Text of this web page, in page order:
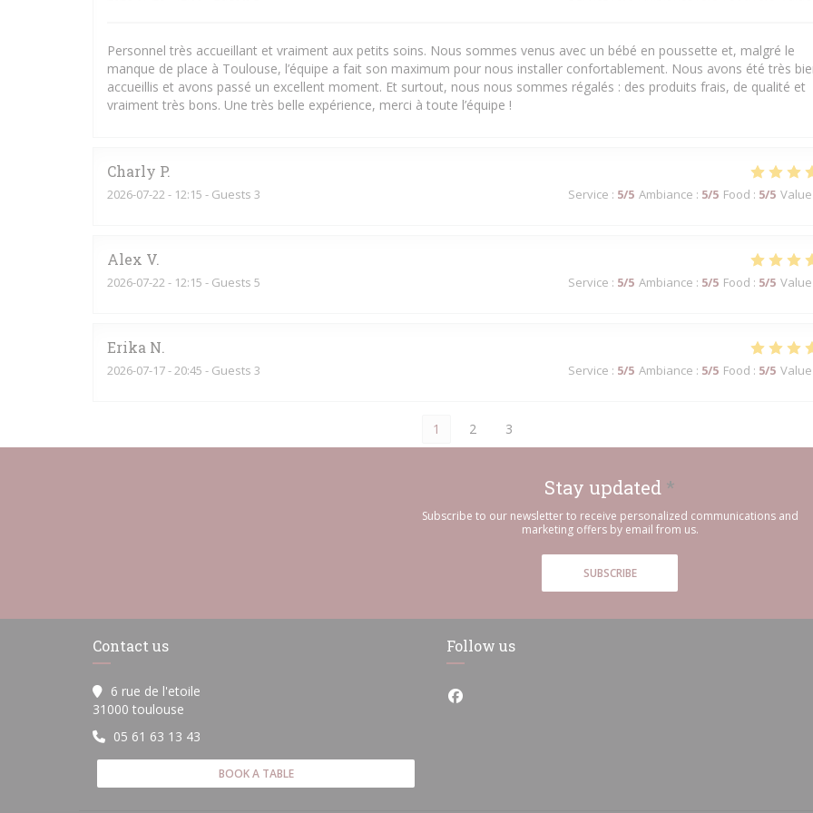
Personnel très accueillant et vraiment aux petits soins. Nous sommes venus avec un bébé en poussette et, malgré le
manque de place à Toulouse, l’équipe a fait son maximum pour nous installer confortablement. Nous avons été très
accueillis et avons passé un excellent moment. Et surtout, nous nous sommes régalés : des produits frais, de qualité et
vraiment très bons. Une très belle expérience, merci à toute l’équipe !
Charly P
2026-07-22 - 12:15 - Guests 3 Service : 5/5 Ambiance : 5/5 Food : 5/5 Value
Alex V
2026-07-22 - 12:15 - Guests 5 Service : 5/5 Ambiance : 5/5 Food : 5/5 Value
Erika N
2026-07-17- 20:45 - Guests 3 Service : 5/5 Ambiance : 5/5 Food : 5/5 Value
1 2 3
Stay updated *
Subscribe to our newsletter to receive personalized communications and
marketing offers by email from us.
SUBSCRIBE
Contact us
6 rue de l'etoile
31000 toulouse
05 61 63 13 43
BOOK A TABLE
Follow us
Facebook ((opens in a new window))